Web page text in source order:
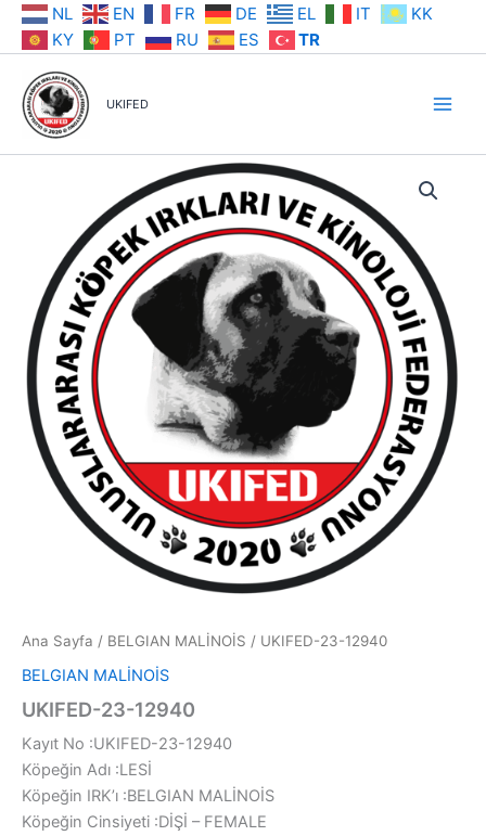
İçeriğe NL EN FR DE EL IT
KK
KY
PT RU ES TR
UKIFED
Ana Sayfa / BELGIAN MALİNOİS / UKIFED-23-12940
BELGIAN MALİNOİS
UKIFED-23-12940
Kayıt No :UKIFED-23-12940
Köpeğin Adı :LESİ
Köpeğin IRK’ı :BELGIAN MALİNOİS
Köpeğin Cinsiyeti :DİŞİ – FEMALE